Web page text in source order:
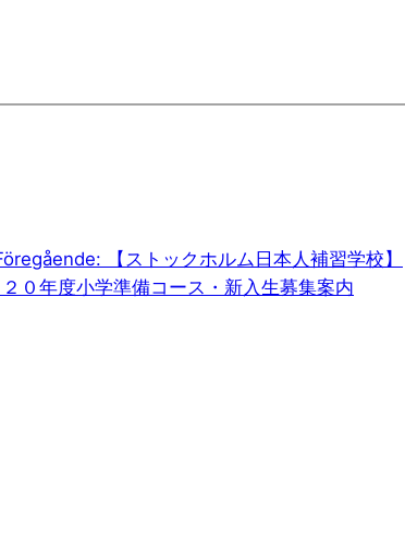
【ストックホルム日本人補習学校】
２０年度小学準備コース・新入生募集案内